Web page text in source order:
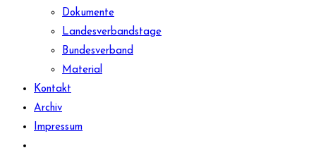
Dokumente
Landesverbandstage
Bundesverband
Material
Kontakt
Archiv
Impressum